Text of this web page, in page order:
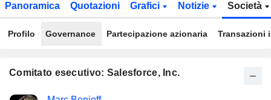
Panoramica Quotazioni Grafici Notizie Società
Profilo Governance Partecipazione azionaria Transazioni
Comitato esecutivo: Salesforce, Inc.
Posizioni